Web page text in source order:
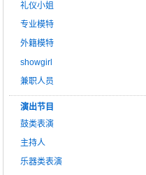
礼仪小姐
专业模特
外籍模特
showgirl
兼职人员
演出节目
鼓类表演
主持人
乐器类表演